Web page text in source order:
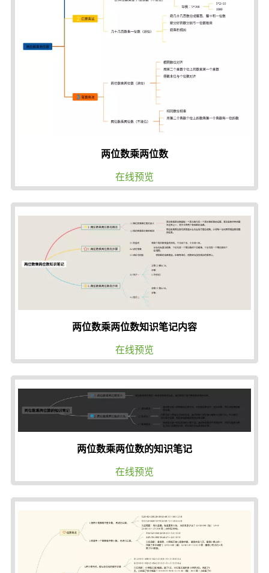
两位数乘两位数
在线预览
两位数乘两位数知识笔记内容
在线预览
两位数乘两位数的知识笔记
在线预览